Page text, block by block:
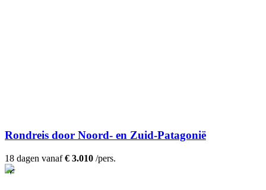
Rondreis door Noord- en Zuid-Patagonië
18 dagen vanaf€ 3.010 /pers.